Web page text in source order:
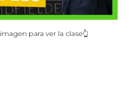
imagen para ver la clase👆